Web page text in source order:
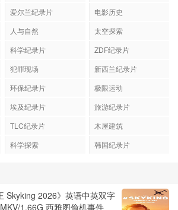
爱尔兰纪录片
电影历史
人与自然
太空探索
科学纪录片
ZDF纪录片
犯罪现场
新西兰纪录片
环保纪录片
极限运动
埃及纪录片
旅游纪录片
TLC纪录片
木屋建筑
科学探索 韩国纪录片
Skyking 2026》英语中英双字
1.66G 西雅图偷机事件